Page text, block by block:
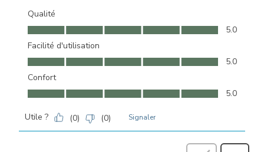
Qualité
Qualité, 5.0 sur 5
5.0
Facilité d'utilisation
Facilité d'utilisation, 5.0 sur 5
5.0
Confort
Confort, 5.0 sur 5
5.0
Utile ? (0) (0) Signaler